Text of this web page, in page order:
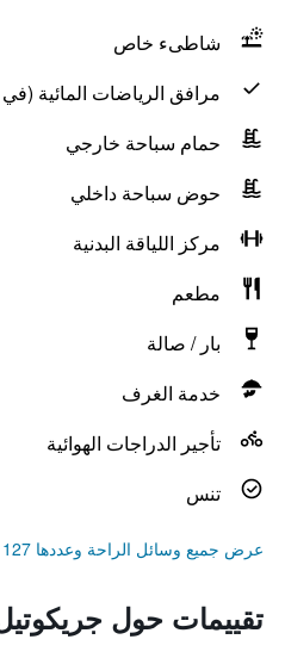
شاطىء خاص
مرافق الرياضات المائية
حمام سباحة خارجي
حوض سباحة داخلي
مركز اللياقة البدنية
مطعم
بار / صالة
خدمة الغرف
تأجير الدراجات الهوائية
تنس
عرض جميع وسائل الراحة وعددها 127
تقييمات حول